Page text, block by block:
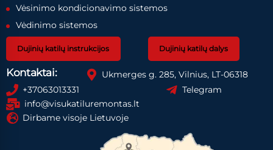
Vėsinimo kondicionavimo sistemos
Vėdinimo sistemos
Dujinių katilų instrukcijos Dujinių katilų dalys
Kontaktai:
Ukmerges g. 285, Vilnius, LT-06318
+37063013331
Telegram
info@visukatiluremontas.lt
Dirbame visoje Lietuvoje